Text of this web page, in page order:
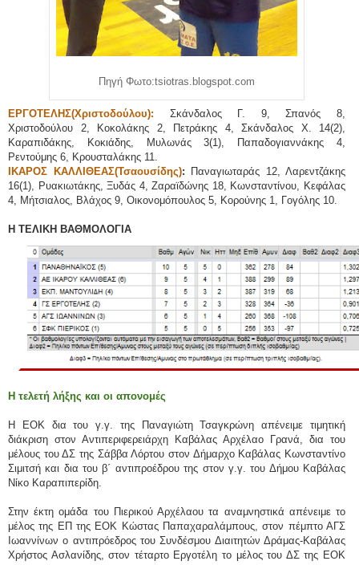
Πηγή Φωτο:tsiotras.blogspot.com
ΕΡΓΟΤΕΛΗΣ(Χριστοδούλου):
Σκάνδαλος Γ. 9, Σπανός 8,
Χριστοδούλου 2, Κοκολάκης 2, Πετράκης 4, Σκάνδαλος Χ. 14(2),
Καραπιδάκης, Κοκιάδης, Μυλωνάς 3(1), Παπαδογιαννάκης 4,
Ρεντούμης 6, Κρουσταλάκης 11.
ΙΚΑΡΟΣ ΚΑΛΛΙΘΕΑΣ(Τσαουσίδης): Παναγιωταράς 12, Λαρεντζάκης
16(1), Ρυακιωτάκης, Ξυδάς 4, Ζαραϊδώνης 18, Κωνσταντίνου, Κεφάλας
4, Μήτσιαλος, Βλάχος 9, Οικονομόπουλος 5, Κορούνης 1, Γογόλης 10.
Η ΤΕΛΙΚΗ ΒΑΘΜΟΛΟΓΙΑ
Η τελετή λήξης και οι απονομές
Η ΕΟΚ δια του γ.γ. της Παναγιώτη Τσαγκρώνη απένειμε τιμητική
διάκριση στον Αντιπεριφερειάρχη Καβάλας Αρχέλαο Γρανά, δια του
μέλους του ΔΣ της Σάββα Λόρτου στον Δήμαρχο Καβάλας Κωνσταντίνο
Σιμιτσή και δια του β΄ αντιπροέδρου της στον γ.γ. του Δήμου Καβάλας
Νίκο Καραπιπερίδη.
Στην έκτη ομάδα του Πιερικού Αρχέλαου τα αναμνηστικά απένειμε το
μέλος της ΕΠ της ΕΟΚ Κώστας Παπαχαραλάμπους, στον πέμπτο ΑΓΣ
Ιωαννίνων ο αντιπρόεδρος του Συνδέσμου Διαιτητών Δράμας-Καβάλας
Χρήστος Ασλανίδης, στον τέταρτο Εργοτέλη το μέλος του ΔΣ της ΕΟΚ